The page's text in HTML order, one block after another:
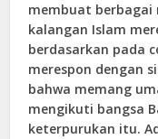
membuat berbagai
kalangan Islam
berdasarkan pada
merespon dengan
bahwa memang
mengikuti bangsa
keterpurukan itu.